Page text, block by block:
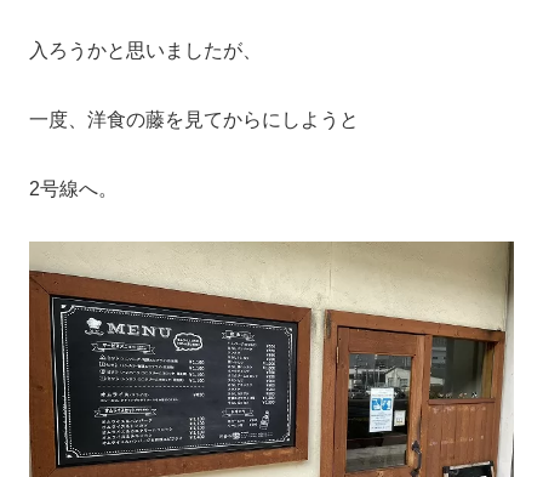
入ろうかと思いましたが、
一度、洋食の藤を見てからにしようと
2号線へ。